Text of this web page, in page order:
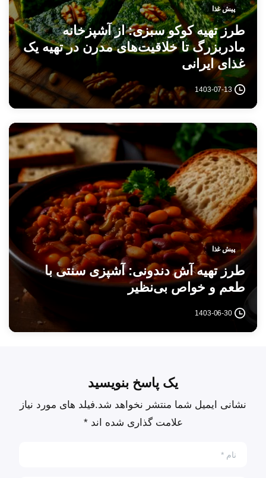
پیش غذا
طرز تهیه کوکو سبزی: از آشپزخانه
مادربزرگ تا خلاقیت‌های مدرن در تهیه یک
غذای ایرانی
1403-07-13
پیش غذا
طرز تهیه آش دندونی: آشپزی سنتی با
طعم و خواص بی‌نظیر
1403-06-30
یک پاسخ بنویسید
نشانی ایمیل شما منتشر نخواهد شد.فیلد های مورد نیاز
علامت گذاری شده اند *
*